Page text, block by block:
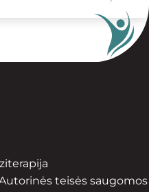
teisės saugomos